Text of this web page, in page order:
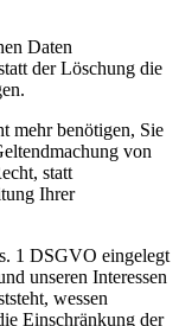
Daten
der Löschung die
mehr benötigen, Sie
von
statt
Ihrer
1 DSGVO eingelegt
unseren Interessen
wessen
Einschränkung der